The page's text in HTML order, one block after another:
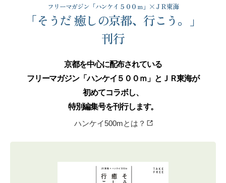
フリーマガジン「ハンケイ５００ｍ」×ＪＲ東海
「そうだ 癒しの京都、行こう。」
刊行
京都を中心に配布されている
フリーマガジン「ハンケイ５００ｍ」 と ＪＲ東海が
初めてコラボし、
特別編集号を刊行します。
ハンケイ500mとは？